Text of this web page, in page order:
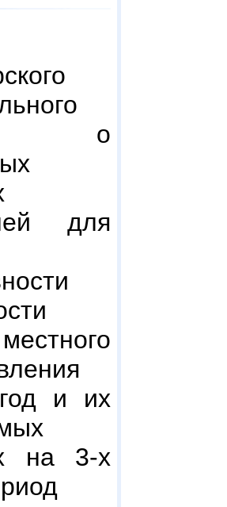
о
для
и их
на 3-х